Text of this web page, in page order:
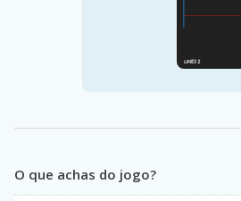
O que achas do jogo?